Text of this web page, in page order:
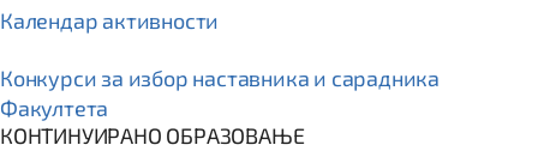
Календар активности
Конкурси за избор наставника и сарадника
Факултета
КОНТИНУИРАНО ОБРАЗОВАЊЕ